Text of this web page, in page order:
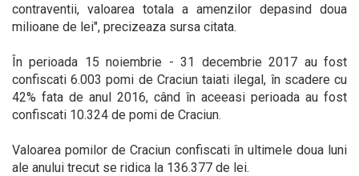
contraventii, valoarea totala a amenzilor depasind doua
milioane de lei", precizeaza sursa citata.
În perioada 15 noiembrie - 31 decembrie 2017 au fost
confiscati 6.003 pomi de Craciun taiati ilegal, în scadere cu
42% fata de anul 2016, când în aceeasi perioada au fost
confiscati 10.324 de pomi de Craciun.
Valoarea pomilor de Craciun confiscati în ultimele doua luni
ale anului trecut se ridica la 136.377 de lei.